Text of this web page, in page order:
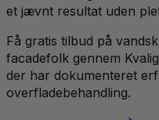
et jævnt resultat uden
Få gratis tilbud på
facadefolk gennem
der har dokumenteret
overfladebehandling.